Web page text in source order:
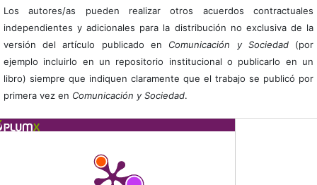
Los autores/as pueden realizar otros acuerdos contractuales
independientes y adicionales para la distribución no exclusiva de la
versión del artículo publicado en Comunicación y Sociedad(por
ejemplo incluirlo en un repositorio institucional o publicarlo en un
libro) siempre que indiquen claramente que el trabajo se publicó por
primera vez en Comunicación y Sociedad.